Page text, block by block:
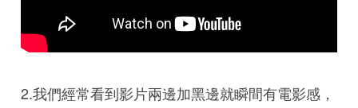
2.我們經常看到影片兩邊加黑邊就瞬間有電影感，